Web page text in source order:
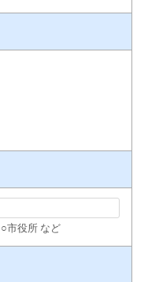
市役所 など